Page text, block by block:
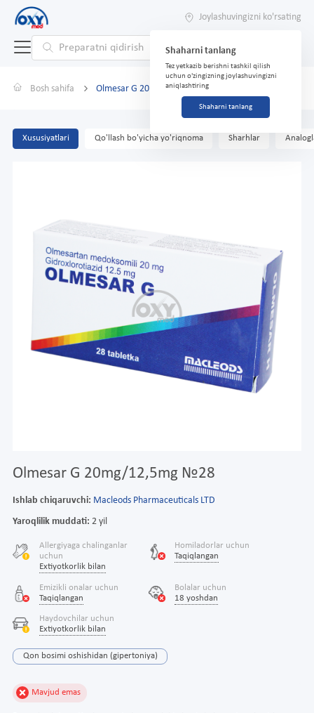
Joylashuvingizni ko'rsating
Shaharni tanlang
Tez yetkazib berishni tashkil qilish
uchun o'zingizning joylashuvingizni
aniqlashtiring
Shaharni tanlang
Bosh sahifa Olmesar G 20mg/12,5mg №28
Xususiyatlari Qo'llash bo'yicha yo'riqnoma Sharhlar
Olmesar G 20mg/12,5mg №28
Ishlab chiqaruvchi: Macleods Pharmaceuticals LTD
Yaroqlilik muddati: 2 yil
Allergiyaga chalinganlar
uchun
Extiyotkorlik bilan
Homiladorlar uchun
Taqiqlangan
Emizikli onalar uchun
Taqiqlangan
Bolalar uchun
18 yoshdan
Haydovchilar uchun
Extiyotkorlik bilan
Qon bosimi oshishidan (gipertoniya)
Mavjud emas